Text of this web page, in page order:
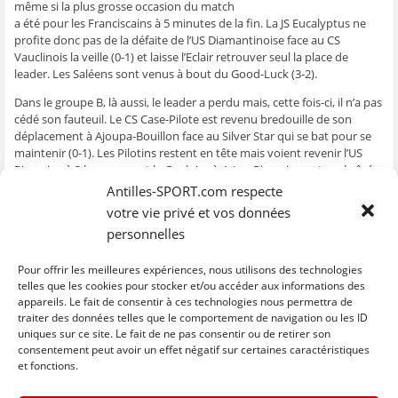
Antilles-SPORT.com respecte
votre vie privé et vos données
personnelles
Pour offrir les meilleures expériences, nous utilisons des technologies
telles que les cookies pour stocker et/ou accéder aux informations des
appareils. Le fait de consentir à ces technologies nous permettra de
traiter des données telles que le comportement de navigation ou les ID
uniques sur ce site. Le fait de ne pas consentir ou de retirer son
consentement peut avoir un effet négatif sur certaines caractéristiques
et fonctions.
ê
t
r
e
)
t
r
e
)
ê
t
r
e
) e
n
ê
t
r
e
)
même si la plus grosse occasion du match
a été pour les Franciscains à 5 minutes de la fin. La JS Eucalyptus ne
profite donc pas de la défaite de l’US Diamantinoise face au CS
Vauclinois la veille (0-1) et laisse l’Eclair retrouver seul la place de
leader. Les Saléens sont venus à bout du Good-Luck (3-2).
Dans le groupe B, là aussi, le leader a perdu mais, cette fois-ci, il n’a pas
cédé son fauteuil. Le CS Case-Pilote est revenu bredouille de son
déplacement à Ajoupa-Bouillon face au Silver Star qui se bat pour se
maintenir (0-1). Les Pilotins restent en tête mais voient revenir l’US
Riveraine à 3 longueurs et la Gauloise à 4. Les Riverains ont enchaîné
un 5ème succès de rang tandis que les Trinitéens ont battu le Real de
Résultats Groupe A
Classement Groupe A
Classement Groupe B
C
l
C
l
C
l
i
C
l
C
l